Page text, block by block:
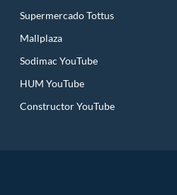
Supermercado Tottus
Mallplaza
Sodimac YouTube
HUM YouTube
Constructor YouTube